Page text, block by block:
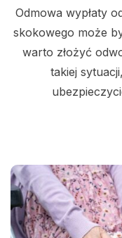
Odmowa wypłaty
skokowego może
warto złożyć
takiej